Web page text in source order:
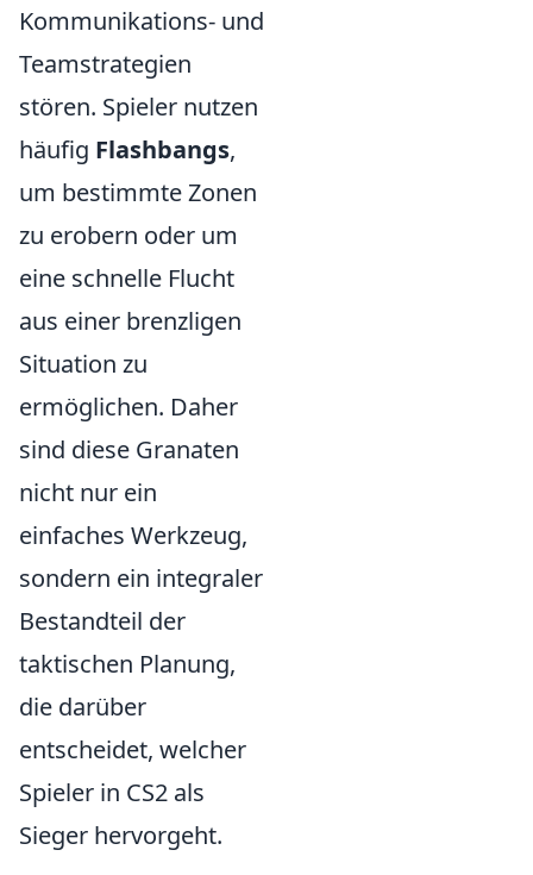
Kommunikations- und
Teamstrategien
stören. Spieler nutzen
häufig Flashbangs,
um bestimmte Zonen
zu erobern oder um
eine schnelle Flucht
aus einer brenzligen
Situation zu
ermöglichen. Daher
sind diese Granaten
nicht nur ein
einfaches Werkzeug,
sondern ein integraler
Bestandteil der
taktischen Planung,
die darüber
entscheidet, welcher
Spieler in CS2 als
Sieger hervorgeht.